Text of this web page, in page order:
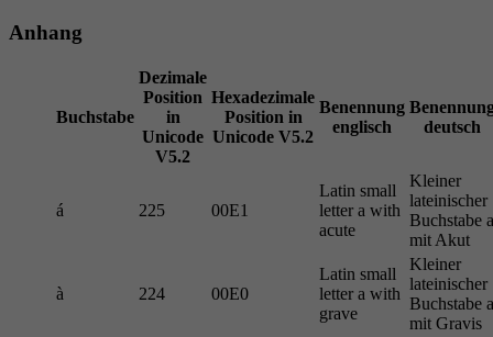
Anhang
Buchstabe
Dezimale
Position
in
Unicode
V5.2
Hexadezimale
Position in
Unicode V5.2
Benennung
englisch
deutsch
á 225 00E1
Latin small
letter a with
acute
Kleiner
lateinischer
Buchstabe a
mit Akut
à 224 00E0
Latin small
letter a with
grave
Kleiner
lateinischer
Buchstabe a
mit Gravis